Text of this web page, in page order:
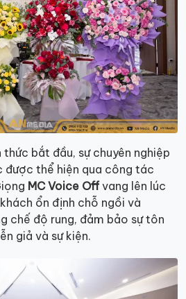
bắt đầu, sự chuyên nghiệp
được thể hiện qua công tác
MC Voice Offvang lên lúc
ổn định chỗ ngồi và
chế độ rung, đảm bảo sự tôn
giả và sự kiện.